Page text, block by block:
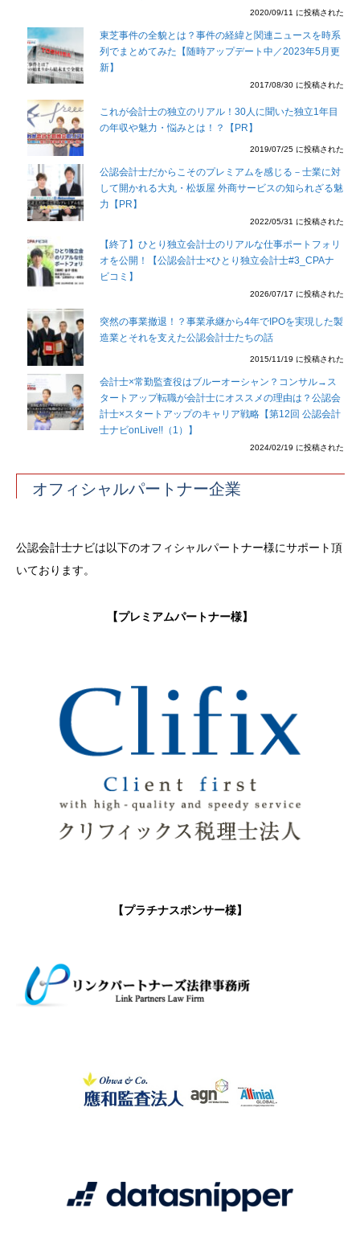
2020/09/11 に投稿された
東芝事件の全貌とは？事件の経緯と関連ニュースを時系
列でまとめてみた【随時アップデート中／2023年5月更
新】
2017/08/30 に投稿された
これが会計士の独立のリアル！30人に聞いた独立1年目
の年収や魅力・悩みとは！？【PR】
2019/07/25 に投稿された
公認会計士だからこそのプレミアムを感じる－士業に対
して開かれる大丸・松坂屋 外商サービスの知られざる魅
力【PR】
2022/05/31 に投稿された
【終了】ひとり独立会計士のリアルな仕事ポートフォリ
オを公開！【公認会計士×ひとり独立会計士#3_CPAナ
ビコミ】
2026/07/17 に投稿された
突然の事業撤退！？事業承継から4年でIPOを実現した製
造業とそれを支えた公認会計士たちの話
2015/11/19 に投稿された
会計士×常勤監査役はブルーオーシャン？コンサル→ス
タートアップ転職が会計士にオススメの理由は？公認会
計士×スタートアップのキャリア戦略【第12回 公認会計
士ナビonLive!!（1）】
2024/02/19 に投稿された
オフィシャルパートナー企業
公認会計士ナビは以下のオフィシャルパートナー様にサポート頂
いております。
【プレミアムパートナー様】
【プラチナスポンサー様】